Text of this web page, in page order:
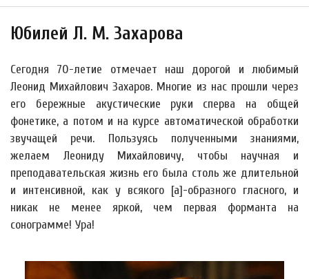
Юбилей Л. М. Захарова
Сегодня 70-летие отмечает наш дорогой и любимый
Леонид Михайлович Захаров. Многие из нас прошли через
его бережные акустические руки сперва на общей
фонетике, а потом и на курсе автоматической обработки
звучащей речи. Пользуясь полученными знаниями,
желаем Леониду Михайловичу, чтобы научная и
преподавательская жизнь его была столь же длительной
и интенсивной, как у всякого [а]-образного гласного, и
никак не менее яркой, чем первая форманта на
сонограмме! Ура!